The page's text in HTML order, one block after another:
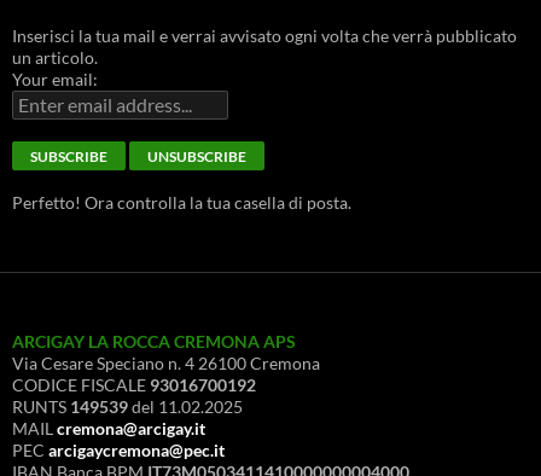
Inserisci la tua mail e verrai avvisato ogni volta che verrà pubblicato
un articolo.
Your email:
Perfetto! Ora controlla la tua casella di posta.
ARCIGAY LA ROCCA CREMONA APS
Via Cesare Speciano n. 4 26100 Cremona
CODICE FISCALE 93016700192
RUNTS 149539del 11.02.2025
MAIL cremona@arcigay.it
PEC arcigaycremona@pec.it
IBAN Banca BPM IT73M0503411410000000004000